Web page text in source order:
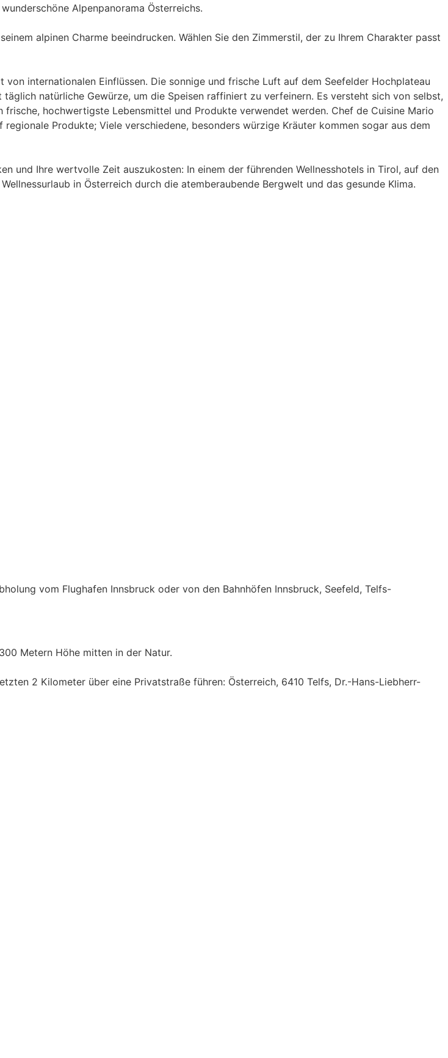
Alpenpanorama Österreichs.
alpinen Charme beeindrucken. Wählen Sie den Zimmerstil, der zu Ihrem Charakter passt
internationalen Einflüssen. Die sonnige und frische Luft auf dem Seefelder Hochplateau
natürliche Gewürze, um die Speisen raffiniert zu verfeinern. Es versteht sich von selbst,
hochwertigste Lebensmittel und Produkte verwendet werden. Chef de Cuisine Mario
Produkte; Viele verschiedene, besonders würzige Kräuter kommen sogar aus dem
und Ihre wertvolle Zeit auszukosten: In einem der führenden Wellnesshotels in Tirol, auf den
in Österreich durch die atemberaubende Bergwelt und das gesunde Klima.
vom Flughafen Innsbruck oder von den Bahnhöfen Innsbruck, Seefeld, Telfs-
Metern Höhe mitten in der Natur.
2 Kilometer über eine Privatstraße führen: Österreich, 6410 Telfs, Dr.-Hans-Liebherr-